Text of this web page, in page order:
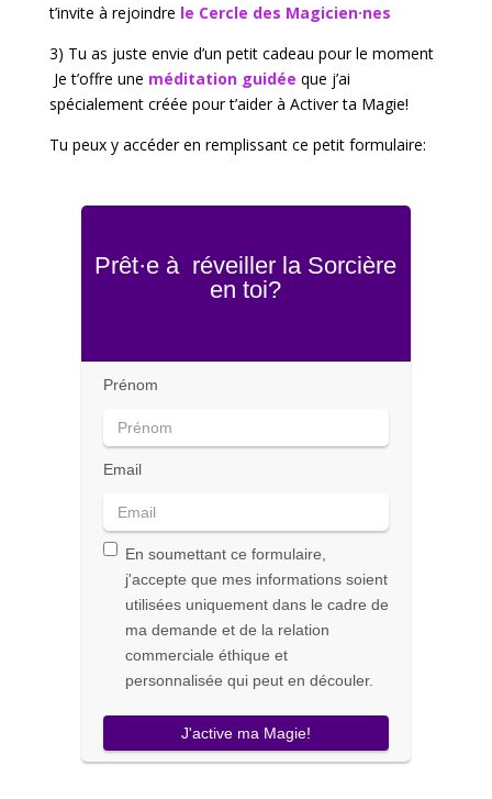
t’invite à rejoindre le Cercle des Magicien·nes
3) Tu as juste envie d’un petit cadeau pour le moment
Je t’offre une méditation guidée que j’ai
spécialement créée pour t’aider à Activer ta Magie!
Tu peux y accéder en remplissant ce petit formulaire:
Prêt·e à réveiller la Sorcière
en toi?
Prénom
Email
En soumettant ce formulaire,
j'accepte que mes informations soient
utilisées uniquement dans le cadre de
ma demande et de la relation
commerciale éthique et
personnalisée qui peut en découler.
J'active ma Magie!